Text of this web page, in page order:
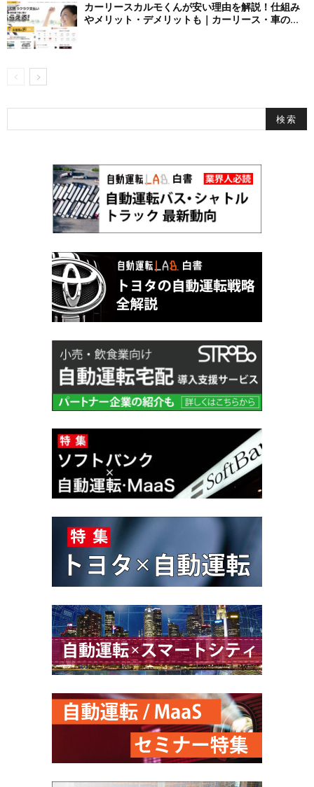
カーリースカルモくんが安い理由を解説！仕組み
やメリット・デメリットも｜カーリース・車の...